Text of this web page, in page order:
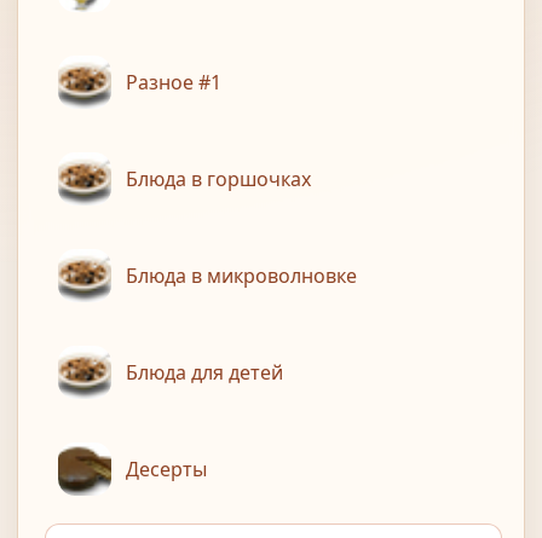
Разное #1
Блюда в горшочках
Блюда в микроволновке
Блюда для детей
Десерты